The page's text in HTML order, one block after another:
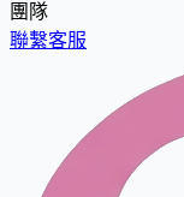
團隊
聯繫客服